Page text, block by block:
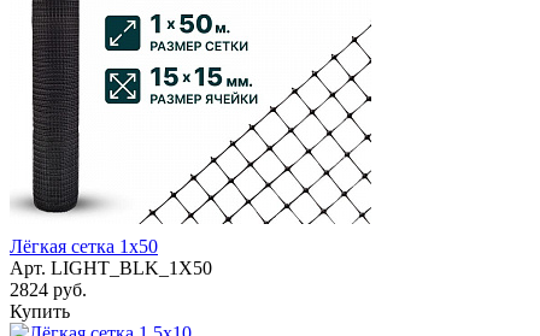
Лёгкая сетка 1х50
Арт. LIGHT_BLK_1X50
2824 руб.
Купить